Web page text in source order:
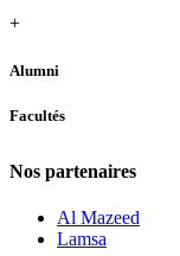
+
Alumni
Facultés
Nos partenaires
Al Mazeed
Lamsa